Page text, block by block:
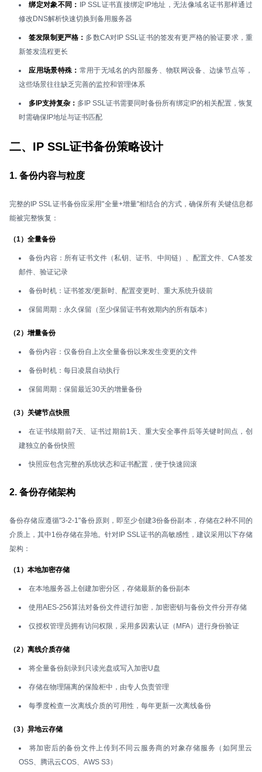
绑定对象不同：
IP SSL证书直接绑定IP地址，无法像域名证书那样通过
修改DNS解析快速切换到备用服务器
签发限制更严格： 多数CA对IP SSL证书的签发有更严格的验证要求，重
新签发流程更长
应用场景特殊： 常用于无域名的内部服务、物联网设备、边缘节点等，
这些场景往往缺乏完善的监控和管理体系
多IP支持复杂： 多IP SSL证书需要同时备份所有绑定IP的相关配置，恢复
时需确保IP地址与证书匹配
二、IP SSL证书备份策略设计
1. 备份内容与粒度
完整的IP SSL证书备份应采用"全量+增量"相结合的方式，确保所有关键信息都
能被完整恢复：
（1）全量备份
备份内容：所有证书文件（私钥、证书、中间链）、配置文件、CA签发
邮件、验证记录
备份时机：证书签发/更新时、配置变更时、重大系统升级前
保留周期：永久保留（至少保留证书有效期内的所有版本）
（2）增量备份
备份内容：仅备份自上次全量备份以来发生变更的文件
备份时机：每日凌晨自动执行
保留周期：保留最近30天的增量备份
（3）关键节点快照
在证书续期前7天、证书过期前1天、重大安全事件后等关键时间点，创
建独立的备份快照
快照应包含完整的系统状态和证书配置，便于快速回滚
2. 备份存储架构
备份存储应遵循"3-2-1"备份原则，即至少创建3份备份副本，存储在2种不同的
介质上，其中1份存储在异地。针对IP SSL证书的高敏感性，建议采用以下存储
架构：
（1）本地加密存储
在本地服务器上创建加密分区，存储最新的备份副本
使用AES-256算法对备份文件进行加密，加密密钥与备份文件分开存储
仅授权管理员拥有访问权限，采用多因素认证（MFA）进行身份验证
（2）离线介质存储
将全量备份刻录到只读光盘或写入加密U盘
存储在物理隔离的保险柜中，由专人负责管理
每季度检查一次离线介质的可用性，每年更新一次离线备份
（3）异地云存储
将加密后的备份文件上传到不同云服务商的对象存储服务（如阿里云
OSS、腾讯云COS、AWS S3）